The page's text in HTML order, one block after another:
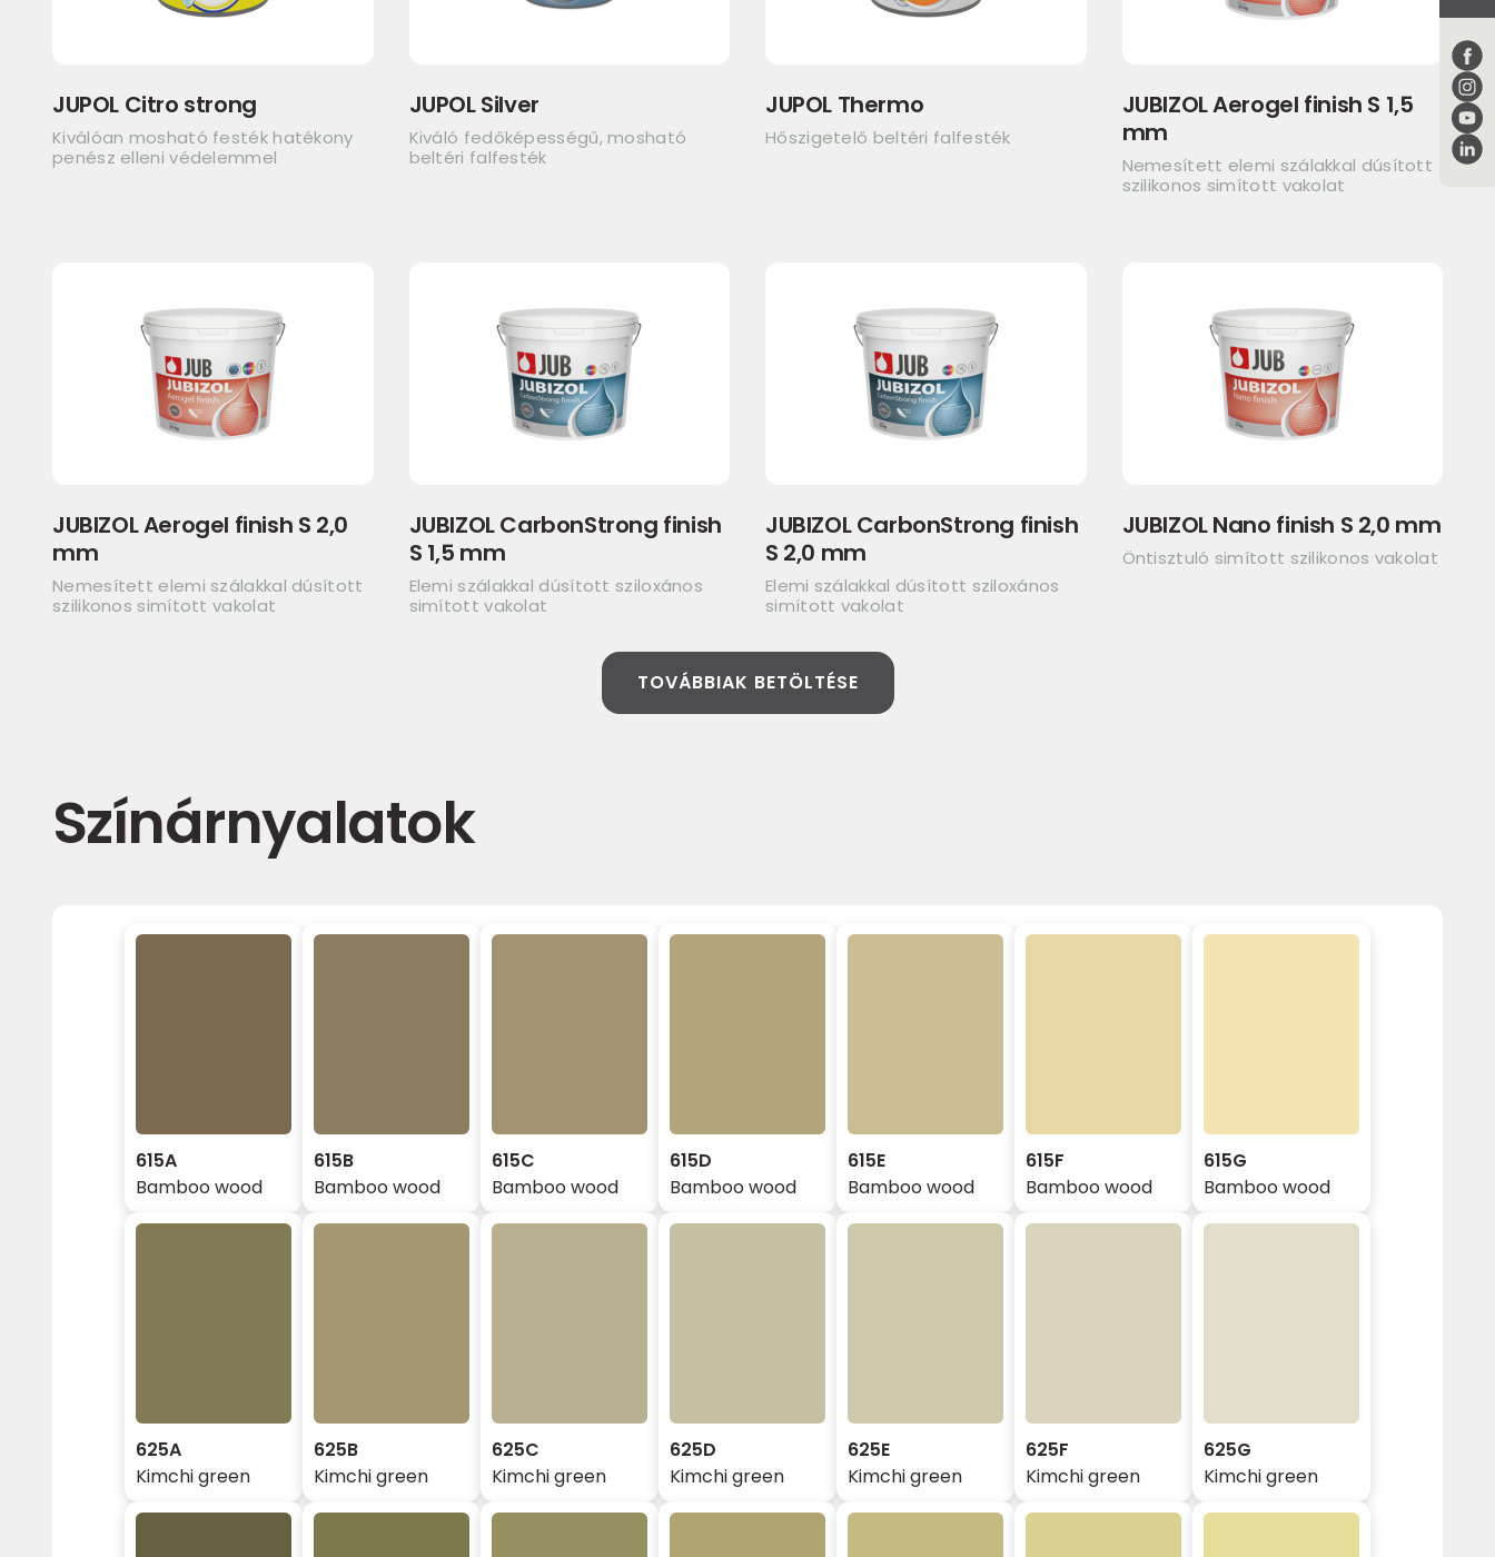
JUPOL Citro strong
Kiválóan mosható festék hatékony
penész elleni védelemmel
JUPOL Silver
Kiváló fedőképességű, mosható
beltéri falfesték
JUPOL Thermo
Hőszigetelő beltéri falfesték
JUBIZOL Aerogel finish S 1,5
mm
Nemesített elemi szálakkal dúsított
szilikonos simított vakolat
JUBIZOL Aerogel finish S 2,0
mm
Nemesített elemi szálakkal dúsított
szilikonos simított vakolat
JUBIZOL CarbonStrong finish
S 1,5 mm
Elemi szálakkal dúsított sziloxános
simított vakolat
JUBIZOL CarbonStrong finish
S 2,0 mm
Elemi szálakkal dúsított sziloxános
simított vakolat
JUBIZOL Nano finish S 2,0 mm
Öntisztuló simított szilikonos vakolat
TOVÁBBIAK BETÖLTÉSE
Színárnyalatok
615A
Bamboo wood
615B
Bamboo wood
615C
Bamboo wood
615D
Bamboo wood
615E
Bamboo wood
615F
Bamboo wood
615G
Bamboo wood
625A
Kimchi green
625B
Kimchi green
625C
Kimchi green
625D
Kimchi green
625E
Kimchi green
625F
Kimchi green
625G
Kimchi green